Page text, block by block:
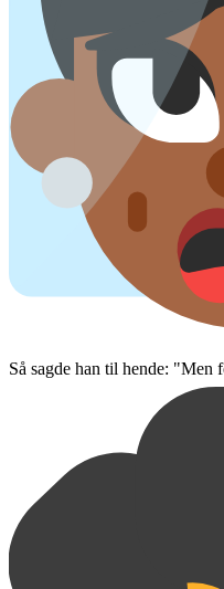
Så sagde han til hende: